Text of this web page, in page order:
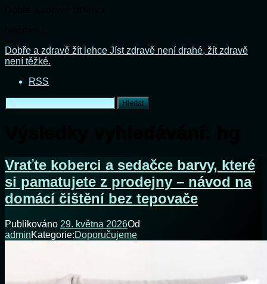
Přejít
k
webu
Dobře a zdravě žít lehce Jíst zdravě není drahé, žít zdravě
není těžké.
RSS
Vyhledávání
Vraťte koberci a sedačce barvy, které
si pamatujete z prodejny – návod na
domácí čištění bez tepovače
Publikováno 29. května 2026Od
adminKategorie:Doporučujeme